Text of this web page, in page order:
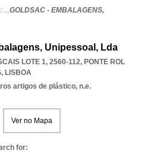
...GOLDSAC - EMBALAGENS,
Unipessoal, Lda
LOTE 1, 2560-112, PONTE ROL
, LISBOA
artigos de plástico, n.e.
Ver no Mapa
for: